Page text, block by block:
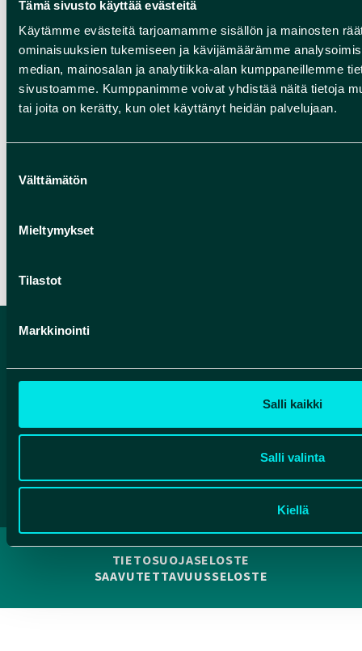
Tämä sivusto käyttää evästeitä
Käytämme evästeitä tarjoamamme sisällön ja mainosten
ominaisuuksien tukemiseen ja kävijämäärämme
median, mainosalan ja analytiikka-alan kumppaneillemme
sivustoamme. Kumppanimme voivat yhdistää näitä tietoja
tai joita on kerätty, kun olet käyttänyt heidän palvelujaan.
valinta
Välttämätön
Mieltymykset
Tilastot
Markkinointi
Salli kaikki
Salli valinta
Kiellä
fertige Routenvorschläge für deine ein-
oder mehrtägige Reise im Rokua
Geopark zusammengestellt. Entlang
der Rundwege findest du unsere
schönsten Natur- und Kulturziele sowie
vielfältige Dienstleistungen. Schnapp dir
auf die Spuren der Eiszeit ins Oulujoki-
TIETOSUOJASELOSTE
SAAVUTETTAVUUSSELOSTE